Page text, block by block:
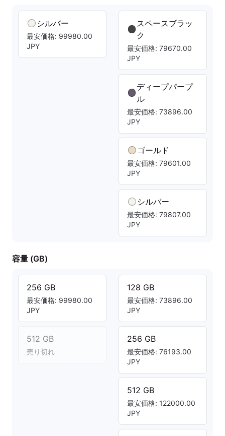
シルバー
最安価格: 99980.00
JPY
スペースブラッ
ク
最安価格: 79670.00
JPY
ディープパープ
ル
最安価格: 73896.00
JPY
ゴールド
最安価格: 79601.00
JPY
シルバー
最安価格: 79807.00
JPY
容量 (GB)
256 GB
最安価格: 99980.00
JPY
512 GB
売り切れ
128 GB
最安価格: 73896.00
JPY
256 GB
最安価格: 76193.00
JPY
512 GB
最安価格: 122000.00
JPY